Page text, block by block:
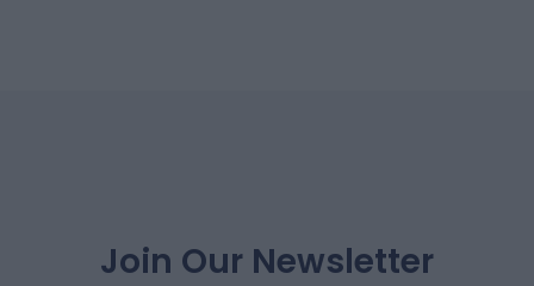
Join Our Newsletter